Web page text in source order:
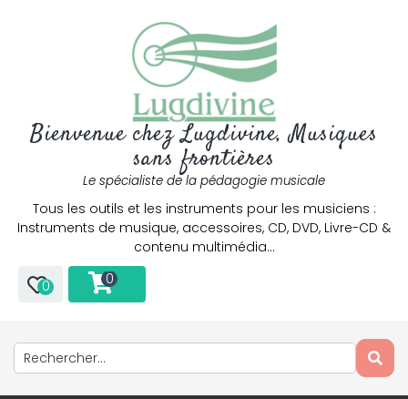
Bienvenue chez Lugdivine, Musiques
sans frontières
Le spécialiste de la pédagogie musicale
Tous les outils et les instruments pour les musiciens :
Instruments de musique, accessoires, CD, DVD, Livre-CD &
contenu multimédia…
0 0